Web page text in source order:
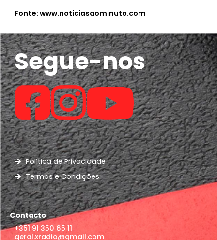
Fonte: www.noticiasaominuto.com
Segue-nos
Política de Privacidade
Termos e Condições
Contacto
+351 91 350 65 11
geral.xradio@gmail.com